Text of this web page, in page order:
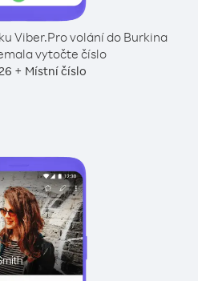
Viber.Pro volání do Burkina
vytočte číslo
+ Místní číslo